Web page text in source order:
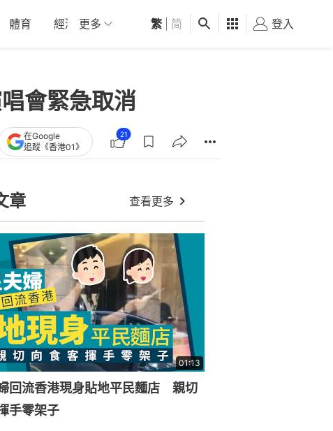
體育 經濟 01深圳 觀點 健康 好食玩飛
更多 繁 简 登入
會緊急取消
在Google
追蹤《香港01》
21
章 查看更多
01:13
回流香港現身貼地平民麵店 親切
手零架子